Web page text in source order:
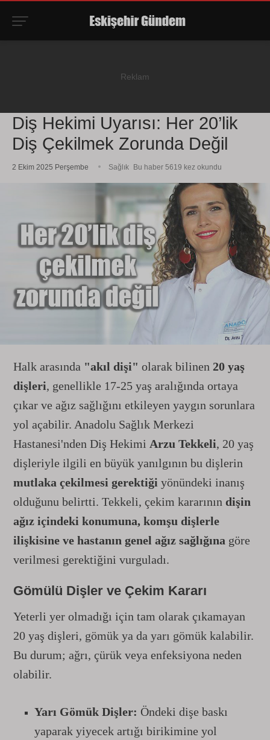
Diş Hekimi Uyarısı: Her 20’lik
Diş Çekilmek Zorunda Değil
2 Ekim 2025 Perşembe Sağlık Bu haber 5619 kez okundu
Halk arasında "akıl dişi" olarak bilinen 20 yaş
dişleri, genellikle 17-25 yaş aralığında ortaya
çıkar ve ağız sağlığını etkileyen yaygın sorunlara
yol açabilir. Anadolu Sağlık Merkezi
Hastanesi'nden Diş Hekimi Arzu Tekkeli, 20 yaş
dişleriyle ilgili en büyük yanılgının bu dişlerin
mutlaka çekilmesi gerektiği yönündeki inanış
olduğunu belirtti. Tekkeli, çekim kararının dişin
ağız içindeki konumuna, komşu dişlerle
ilişkisine ve hastanın genel ağız sağlığına göre
verilmesi gerektiğini vurguladı.
Gömülü Dişler ve Çekim Kararı
Yeterli yer olmadığı için tam olarak çıkamayan
20 yaş dişleri, gömük ya da yarı gömük kalabilir.
Bu durum; ağrı, çürük veya enfeksiyona neden
olabilir.
Yarı Gömük Dişler: Öndeki dişe baskı
yaparak yiyecek artığı birikimine yol